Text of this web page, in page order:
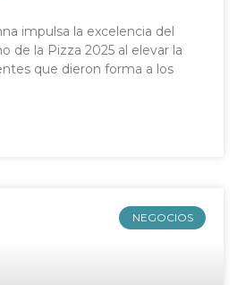
impulsa la excelencia del
de la Pizza 2025 al elevar la
que dieron forma a los
NEGOCIOS